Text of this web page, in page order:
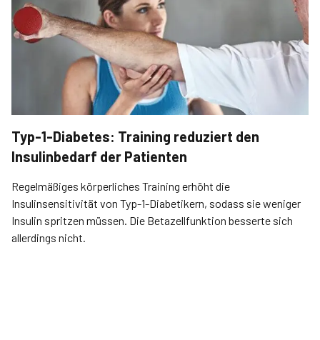
Typ-1-Diabetes: Training reduziert den
Insulinbedarf der Patienten
Regelmäßiges körperliches Training erhöht die
Insulinsensitivität von Typ-1-Diabetikern, sodass sie weniger
Insulin spritzen müssen. Die Betazellfunktion besserte sich
allerdings nicht.